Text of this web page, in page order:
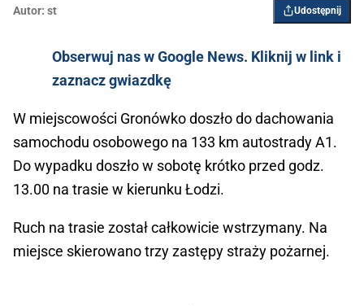
Autor: st Udostępnij
Obserwuj nas w Google News. Kliknij w link i
zaznacz gwiazdkę
W miejscowości Gronówko doszło do dachowania
samochodu osobowego na 133 km autostrady A1.
Do wypadku doszło w sobotę krótko przed godz.
13.00 na trasie w kierunku Łodzi.
Ruch na trasie został całkowicie wstrzymany. Na
miejsce skierowano trzy zastępy straży pożarnej.